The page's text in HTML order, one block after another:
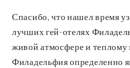
Спасибо, что нашел время
лучших гей-отелях
живой атмосфере и теплому
Филадельфия определенно